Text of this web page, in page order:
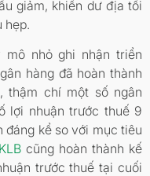
giảm, khiến dư địa tối
hẹp.
mô nhỏ ghi nhận triển
hàng đã hoàn thành
thậm chí một số ngân
lợi nhuận trước thuế 9
kể so với mục tiêu
KLB cũng hoàn thành kế
trước thuế tại cuối